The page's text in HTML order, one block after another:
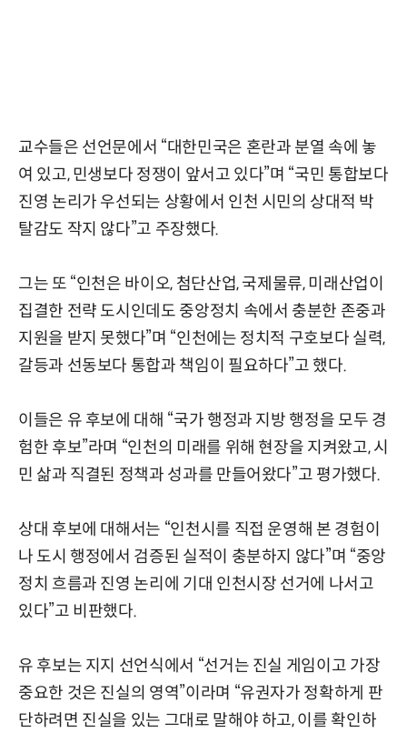
교수들은 선언문에서 “대한민국은 혼란과 분열 속에 놓
여 있고, 민생보다 정쟁이 앞서고 있다”며 “국민 통합보다
진영 논리가 우선되는 상황에서 인천 시민의 상대적 박
탈감도 작지 않다”고 주장했다.
그는 또 “인천은 바이오, 첨단산업, 국제물류, 미래산업이
집결한 전략 도시인데도 중앙정치 속에서 충분한 존중과
지원을 받지 못했다”며 “인천에는 정치적 구호보다 실력,
갈등과 선동보다 통합과 책임이 필요하다”고 했다.
이들은 유 후보에 대해 “국가 행정과 지방 행정을 모두 경
험한 후보”라며 “인천의 미래를 위해 현장을 지켜왔고, 시
민 삶과 직결된 정책과 성과를 만들어왔다”고 평가했다.
상대 후보에 대해서는 “인천시를 직접 운영해 본 경험이
나 도시 행정에서 검증된 실적이 충분하지 않다”며 “중앙
정치 흐름과 진영 논리에 기대 인천시장 선거에 나서고
있다”고 비판했다.
유 후보는 지지 선언식에서 “선거는 진실 게임이고 가장
중요한 것은 진실의 영역”이라며 “유권자가 정확하게 판
단하려면 진실을 있는 그대로 말해야 하고, 이를 확인하